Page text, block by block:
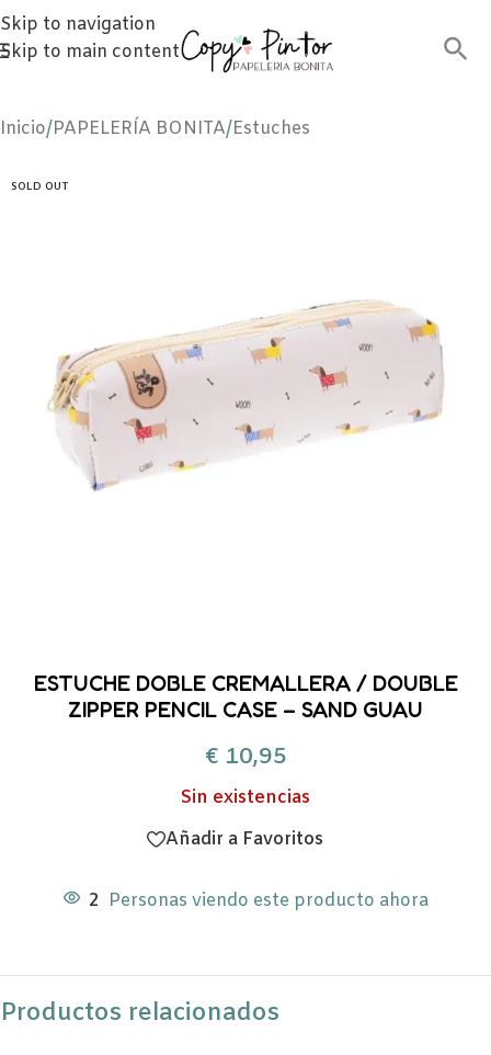
Skip to navigation
Skip to main content
Inicio/PAPELERÍA BONITA/Estuches
SOLD OUT
ESTUCHE DOBLE CREMALLERA / DOUBLE
ZIPPER PENCIL CASE – SAND GUAU
€10,95
Sin existencias
Añadir a Favoritos
2 Personas viendo este producto ahora
Productos relacionados